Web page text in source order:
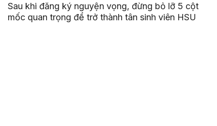
Sau khi đăng ký nguyện vọng, đừng bỏ lỡ 5 cột
mốc quan trọng để trở thành tân sinh viên HSU